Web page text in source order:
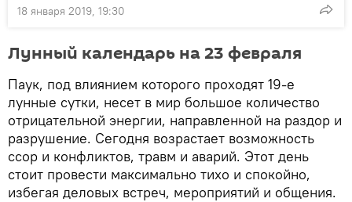
18 января 2019, 19:30
Лунный календарь на 23 февраля
Паук, под влиянием которого проходят 19-е
лунные сутки, несет в мир большое количество
отрицательной энергии, направленной на раздор и
разрушение. Сегодня возрастает возможность
ссор и конфликтов, травм и аварий. Этот день
стоит провести максимально тихо и спокойно,
избегая деловых встреч, мероприятий и общения.